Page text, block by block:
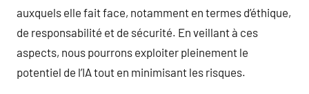
auxquels elle fait face, notamment en termes d’éthique,
de responsabilité et de sécurité. En veillant à ces
aspects, nous pourrons exploiter pleinement le
potentiel de l’IA tout en minimisant les risques.